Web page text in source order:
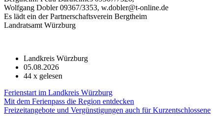
Wolfgang Dobler 09367/3353, w.dobler@t-online.de
Es lädt ein der Partnerschaftsverein Bergtheim
Landratsamt Würzburg
Landkreis Würzburg
05.08.2026
44 x gelesen
Ferienstart im Landkreis Würzburg
Mit dem Ferienpass die Region entdecken
Freizeitangebote und Vergünstigungen auch für Kurzentschlossene